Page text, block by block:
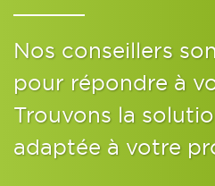
Nos conseillers
pour répondre à
Trouvons la
adaptée à votre